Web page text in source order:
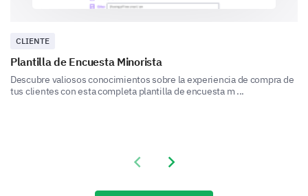
Contenido del Taller
Oportunidades de Networking
CLIENTE
Plantilla de Encuesta Minorista
Descubre valiosos conocimientos sobre la experiencia de compra de
tus clientes con esta completa plantilla de encuesta m ...
Previous slide
Next slide